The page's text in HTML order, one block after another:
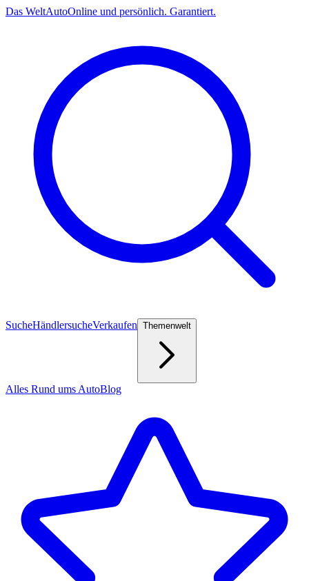
Das WeltAutoOnline und persönlich. Garantiert.
SucheHändlersucheVerkaufen Themenwelt
Alles Rund ums AutoBlog